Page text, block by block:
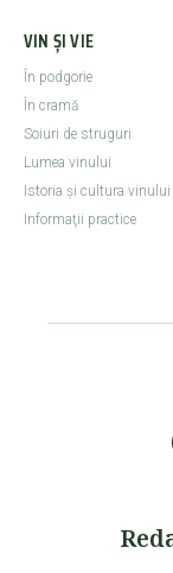
VIN ȘI VIE
În podgorie
În cramă
Soiuri de struguri
Lumea vinului
Istoria şi cultura vinului
Informaţii practice